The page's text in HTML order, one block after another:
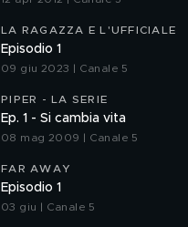
LA RAGAZZA E L'UFFICIALE
Episodio 1
09 giu 2023 | Canale 5
PIPER - LA SERIE
Ep. 1 - Si cambia vita
08 mag 2009 | Canale 5
FAR AWAY
Episodio 1
03 giu | Canale 5